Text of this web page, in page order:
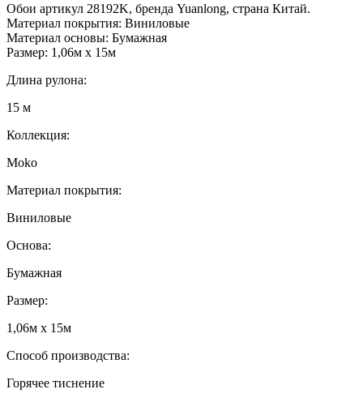
Обои артикул 28192K, бренда Yuanlong, страна Китай.
Материал покрытия: Виниловые
Материал основы: Бумажная
Размер: 1,06м x 15м
Длина рулона:
15 м
Коллекция:
Moko
Материал покрытия:
Виниловые
Основа:
Бумажная
Размер:
1,06м x 15м
Способ производства:
Горячее тиснение